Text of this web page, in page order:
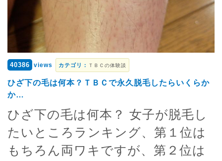
40386 views カテゴリ： ＴＢＣの体験談
ひざ下の毛は何本？ＴＢＣで永久脱毛したらいくらか
か…
ひざ下の毛は何本？ 女子が脱毛し
たいところランキング、第１位は
もちろん両ワキですが、第２位は